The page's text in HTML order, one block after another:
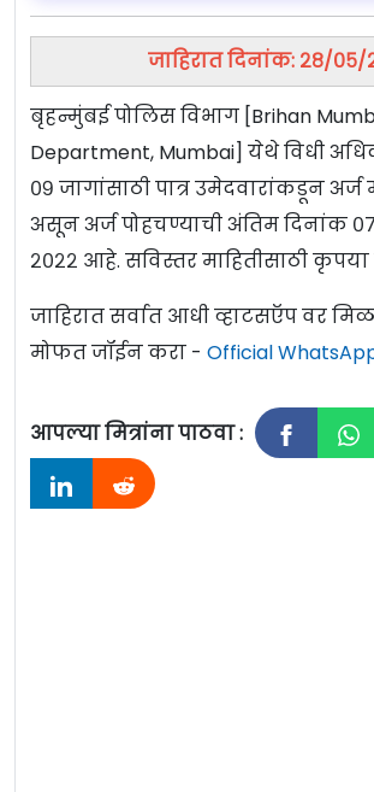
जाहिरात दिनांक: २८/०५/
बृहन्मुंबई पोलिस विभाग [Brihan
Department, Mumbai] येथे विधी
०९ जागांसाठी पात्र उमेदवारांकडून
असून अर्ज पोहचण्याची अंतिम दिनांक
२०२२ आहे. सविस्तर माहितीसाठी कृपया
जाहिरात सर्वात आधी व्हाटसऍप वर
मोफत जॉईन करा - Official
आपल्या मित्रांना पाठवा :